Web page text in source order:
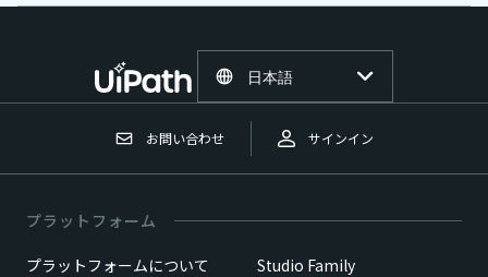
お問い合わせ サインイン
日本語
プラットフォーム
プラットフォームについて Studio Family